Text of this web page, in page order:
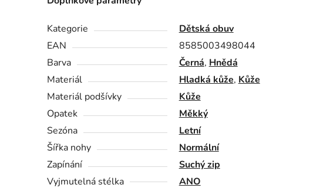
Kategorie
Dětská obuv
EAN
8585003498044
Barva
Černá, Hnědá
Materiál
Hladká kůže, Kůže
Materiál podšívky
Kůže
Opatek
Měkký
Sezóna
Letní
Šířka nohy
Normální
Zapínání
Suchý zip
Vyjmutelná stélka
ANO